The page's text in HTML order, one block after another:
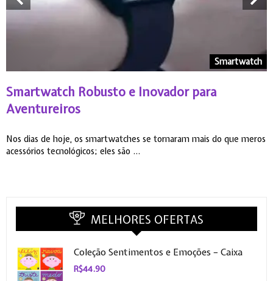
Smartwatch
Smartwatch Robusto e Inovador para
Aventureiros
Nos dias de hoje, os smartwatches se tornaram mais do que meros
acessórios tecnológicos; eles são ...
MELHORES OFERTAS
Coleção Sentimentos e Emoções – Caixa
R$44.90